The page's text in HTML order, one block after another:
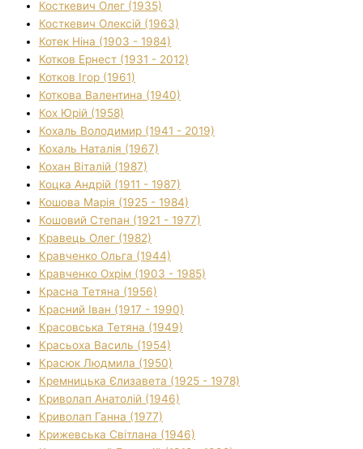
Косткевич Олег (1935)
Косткевич Олексій (1963)
Котек Ніна (1903 - 1984)
Котков Ернест (1931 - 2012)
Котков Ігор (1961)
Коткова Валентина (1940)
Кох Юрій (1958)
Кохаль Володимир (1941 - 2019)
Кохаль Наталія (1967)
Кохан Віталій (1987)
Коцка Андрій (1911 - 1987)
Кошова Марія (1925 - 1984)
Кошовий Степан (1921 - 1977)
Кравець Олег (1982)
Кравченко Ольга (1944)
Кравченко Охрім (1903 - 1985)
Красна Тетяна (1956)
Красний Іван (1917 - 1990)
Красовська Тетяна (1949)
Красьоха Василь (1954)
Красюк Людмила (1950)
Кремницька Єлизавета (1925 - 1978)
Криволап Анатолій (1946)
Криволап Ганна (1977)
Крижевська Світлана (1946)